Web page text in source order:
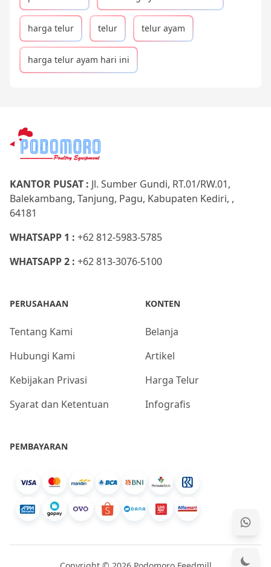
harga telur telur telur ayam
harga telur ayam hari ini
KANTOR PUSAT : Jl. Sumber Gundi, RT.01/RW.01,
Balekambang, Tanjung, Pagu, Kabupaten Kediri, ,
64181
WHATSAPP 1 : +62 812-5983-5785
WHATSAPP 2 : +62 813-3076-5100
PERUSAHAAN
Tentang Kami
Hubungi Kami
Kebijakan Privasi
Syarat dan Ketentuan
KONTEN
Belanja
Artikel
Harga Telur
Infografis
PEMBAYARAN